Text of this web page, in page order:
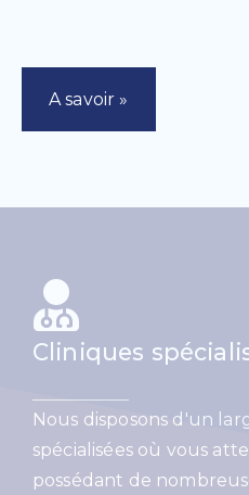
A savoir »
Cliniques
Nous disposons d'un
spécialisées où vous
possédant de